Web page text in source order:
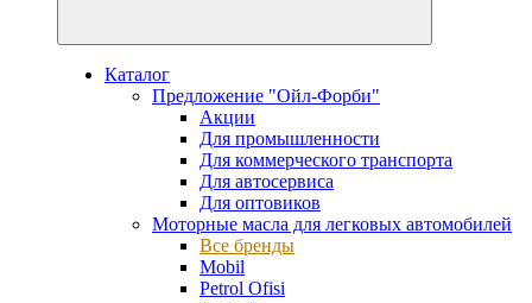
Каталог
Предложение "Ойл-Форби"
Акции
Для промышленности
Для коммерческого транспорта
Для автосервиса
Для оптовиков
Моторные масла для легковых автомобилей
Все бренды
Mobil
Petrol Ofisi